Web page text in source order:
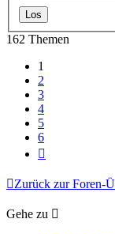
162 Themen
1
2
3
4
5
6
Zurück zur Foren-
Gehe zu